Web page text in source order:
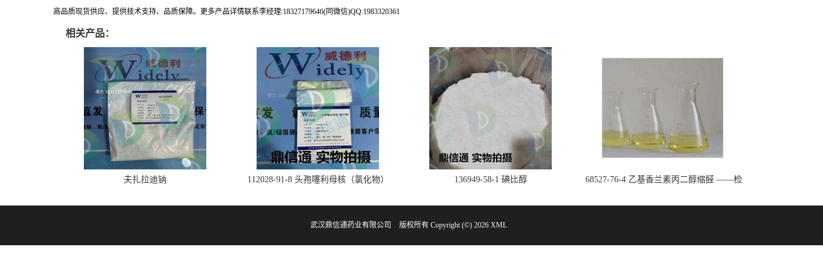
高品质现货供应、提供技术支持、品质保障。更多产品详情联系李经理:18327179646(同微信)QQ:1983320361
相关产品：
夫扎拉迪钠 112028-91-8 头孢噻利母核（氯化物） 136949-58-1 碘比醇
68527-76-4 乙基香兰素丙二醇缩醛 ——检
武汉鼎信通药业有限公司 版权所有 Copyright (©) 2026 XML